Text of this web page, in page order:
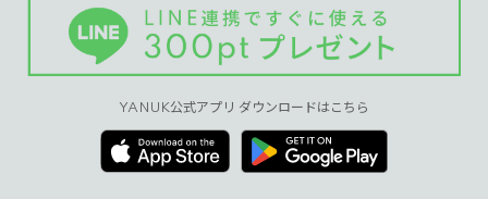
YANUK公式アプリ ダウンロードはこちら